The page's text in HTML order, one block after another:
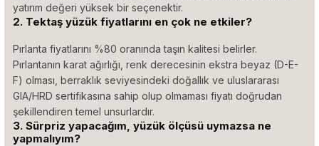
yatırım değeri yüksek bir seçenektir.
2. Tektaş yüzük fiyatlarını en çok ne etkiler?
Pırlanta fiyatlarını %80 oranında taşın kalitesi belirler.
Pırlantanın karat ağırlığı, renk derecesinin ekstra beyaz (D-E-
F) olması, berraklık seviyesindeki doğallık ve uluslararası
GIA/HRD sertifikasına sahip olup olmaması fiyatı doğrudan
şekillendiren temel unsurlardır.
3. Sürpriz yapacağım, yüzük ölçüsü uymazsa ne
yapmalıyım?